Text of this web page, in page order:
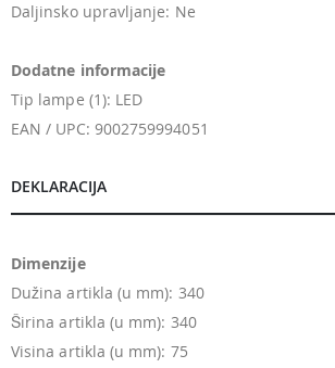
Daljinsko upravljanje: Ne
Dodatne informacije
Tip lampe (1): LED
EAN / UPC: 9002759994051
DEKLARACIJA
Dimenzije
Dužina artikla (u mm): 340
Širina artikla (u mm): 340
Visina artikla (u mm): 75